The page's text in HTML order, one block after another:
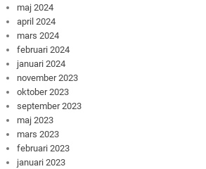
maj 2024
april 2024
mars 2024
februari 2024
januari 2024
november 2023
oktober 2023
september 2023
maj 2023
mars 2023
februari 2023
januari 2023